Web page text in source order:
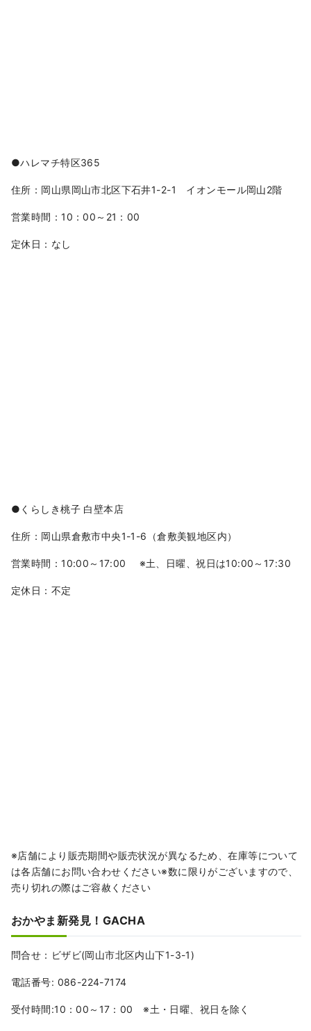
●ハレマチ特区365
住所：岡山県岡山市北区下石井1-2-1 イオンモール岡山2階
営業時間：10：00～21：00
定休日：なし
●くらしき桃子 白壁本店
住所：岡山県倉敷市中央1-1-6（倉敷美観地区内）
営業時間：10:00～17:00 ※土、日曜、祝日は10:00～17:30
定休日：不定
※店舗により販売期間や販売状況が異なるため、在庫等について
は各店舗にお問い合わせください※数に限りがございますので、
売り切れの際はご容赦ください
おかやま新発見！GACHA
問合せ：ビザビ(岡山市北区内山下1-3-1)
電話番号: 086-224-7174
受付時間:10：00～17：00 ※土・日曜、祝日を除く